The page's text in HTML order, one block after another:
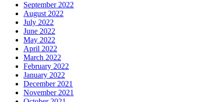
September 2022
August 2022
July 2022
June 2022
May 2022
April 2022
March 2022
February 2022
January 2022
December 2021
November 2021